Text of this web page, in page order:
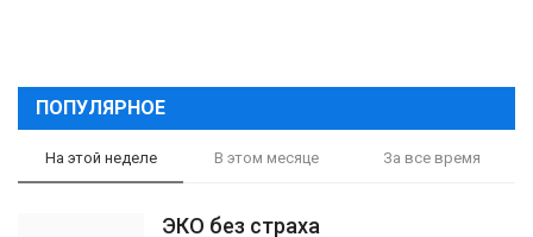
ПОПУЛЯРНОЕ
На этой неделе В этом месяце За все время
ЭКО без страха